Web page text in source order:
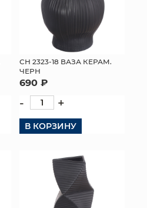
СН 2323-18 ВАЗА КЕРАМ.
ЧЕРН
690 ₽
- +
В КОРЗИНУ